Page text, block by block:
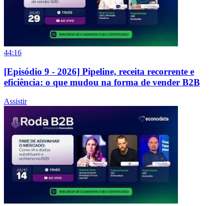
44:16
[Episódio 9 - 2026] Pipeline, receita recorrente e
eficiência: o que mudou na forma de vender B2B
Assistir